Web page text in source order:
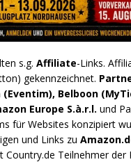
s.g. Affiliate-Links.
gekennzeichnet.
(Eventim), Belboon
Europe S.à.r.l. und
für Websites konzipiert
und Links zu
Country.de Teilnehmer